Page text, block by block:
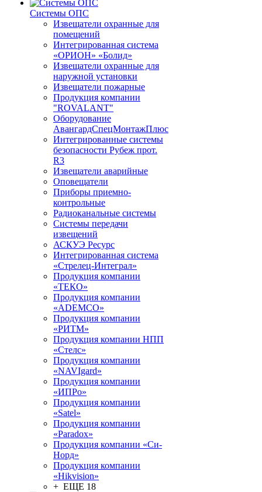
Системы ОПС
Извещатели охранные для
помещений
Интегрированная система
«ОРИОН» «Болид»
Извещатели охранные для
наружной установки
Извещатели пожарные
Продукция компании
"ROVALANT"
Оборудование
АвангардСпецМонтажПлюс
Интегрированные системы
безопасности Рубеж прот.
R3
Извещатели аварийные
Оповещатели
Приборы приемно-
контрольные
Радиоканальные системы
Системы передачи
извещений
АСКУЭ Ресурс
Интегрированная система
«Стрелец-Интеграл»
Продукция компании
«ТЕКО»
Продукция компании
«ADEMCO»
Продукция компании
«РИТМ»
Продукция компании НПП
«Стелс»
Продукция компании
«NAVIgard»
Продукция компании
«ИПРо»
Продукция компании
«Satel»
Продукция компании
«Paradox»
Продукция компании «Си-
Норд»
Продукция компании
«Hikvision»
+ ЕЩЕ 18